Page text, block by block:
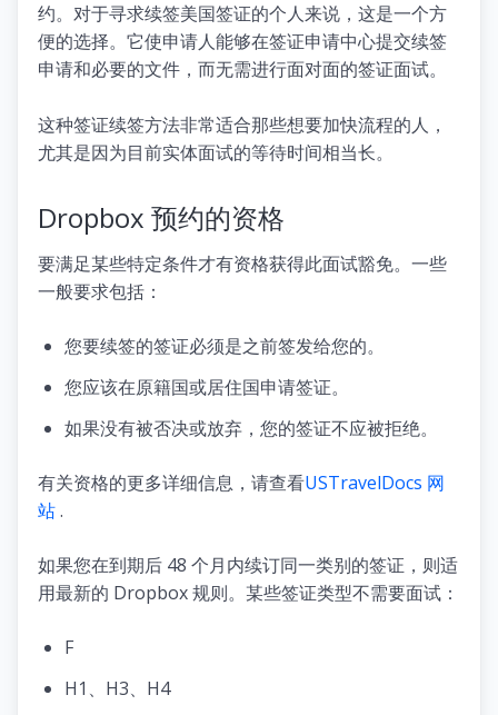
约。对于寻求续签美国签证的个人来说，这是一个方
便的选择。它使申请人能够在签证申请中心提交续签
申请和必要的文件，而无需进行面对面的签证面试。
这种签证续签方法非常适合那些想要加快流程的人，
尤其是因为目前实体面试的等待时间相当长。
Dropbox 预约的资格
要满足某些特定条件才有资格获得此面试豁免。一些
一般要求包括：
您要续签的签证必须是之前签发给您的。
您应该在原籍国或居住国申请签证。
如果没有被否决或放弃，您的签证不应被拒绝。
有关资格的更多详细信息，请查看USTravelDocs 网
站.
如果您在到期后 48 个月内续订同一类别的签证，则适
用最新的 Dropbox 规则。某些签证类型不需要面试：
F
H1、H3、H4